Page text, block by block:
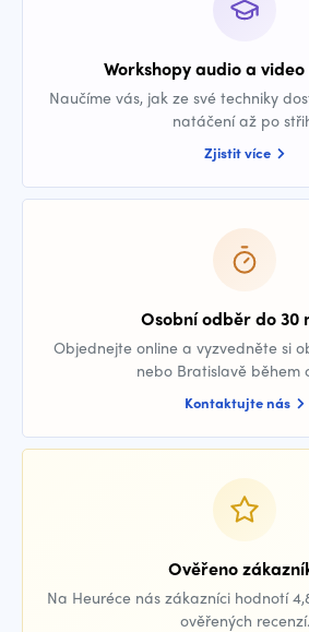
Workshopy audio a
Naučíme vás, jak ze své techniky
natáčení až po
Zjistit více
Osobní odběr do 30
Objednejte online a vyzvedněte si
nebo Bratislavě během
Kontaktujte nás
Ověřeno
Na Heuréce nás zákazníci hodnotí
ověřených recenzí.